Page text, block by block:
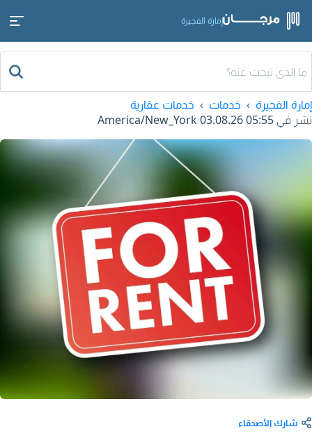
إمارة الفجيرة
إمارة الفجيرة خدمات
خدمات عقارية
نشر في 03.08.26 05:55
شارك الأصدقاء